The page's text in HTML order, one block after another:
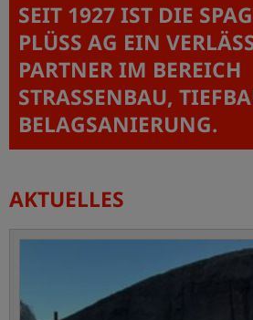
SEIT 1927 IST DIE
PLÜSS AG EIN
PARTNER IM BEREICH
STRASSENBAU,
BELAGSANIERUNG.
AKTUELLES